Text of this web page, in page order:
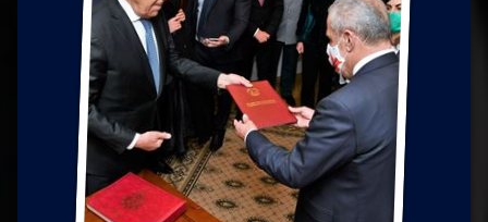
Željko Krznarić
Mario Lovreković
Miroslav Šantek